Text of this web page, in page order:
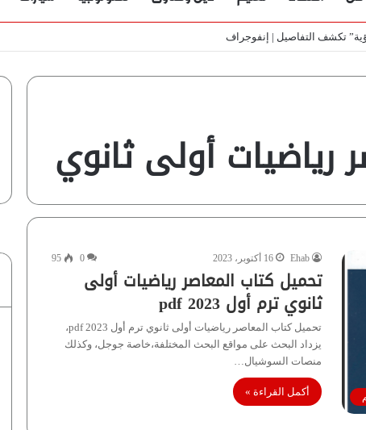
الأسواق المصرية | فيديو لـ”أزهري”
رياضيات أولى ثانوي
Ehab 16 أكتوبر، 2023 0
95
تحميل كتاب المعاصر رياضيات أولى
ثانوي ترم أول 2023 pdf
تحميل كتاب المعاصر رياضيات أولى ثانوي ترم أول 2023 pdf،
يزداد البحث على مواقع البحث المختلفة،خاصة جوجل، وكذلك
منصات السوشيال…
أكمل القراءة »